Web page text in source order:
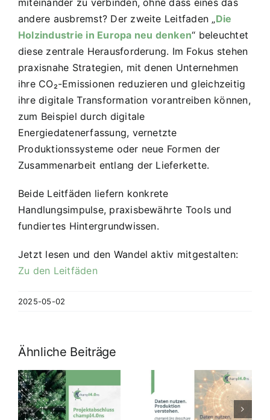
miteinander zu verbinden, ohne dass eines das
andere ausbremst? Der zweite Leitfaden „Die
Holzindustrie in Europa neu denken“ beleuchtet
diese zentrale Herausforderung. Im Fokus stehen
praxisnahe Strategien, mit denen Unternehmen
ihre CO₂-Emissionen reduzieren und gleichzeitig
ihre digitale Transformation vorantreiben können,
zum Beispiel durch digitale
Energiedatenerfassung, vernetzte
Produktionssysteme oder neue Formen der
Zusammenarbeit entlang der Lieferkette.
Beide Leitfäden liefern konkrete
Handlungsimpulse, praxisbewährte Tools und
fundiertes Hintergrundwissen.
Jetzt lesen und den Wandel aktiv mitgestalten:
Zu den Leitfäden
2025-05-02
Ähnliche Beiträge
Daten nutzen,
Produktion
verstehen:
champI4.0ns
Award 2026: